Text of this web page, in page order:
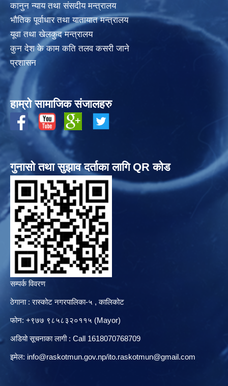
कानुन न्याय तथा संसदीय मन्त्रालय
भाैतिक पूर्वाधार तथा यातायात मन्त्रालय
यूवा तथा खेलकुद मन्त्रालय
कुन देश के काम कति तलव कसरी जाने
प्रशासन
हाम्रो सामाजिक संजालहरु
गुनासो तथा सुझाव दर्ताका लागि QR कोड
सम्पर्क विवरण
ठेगाना : रास्कोट नगरपालिका-५ , कालिकोट
फोन: +९७७ ९८५८३२०११५ (Mayor)
अडियो सूचनाका लागी : Call 1618070768709
इमेल: info@raskotmun.gov.np/ito.raskotmun@gmail.com